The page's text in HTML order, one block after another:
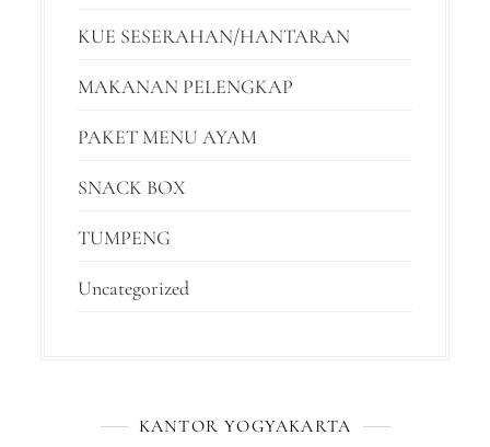
KUE SESERAHAN/HANTARAN
MAKANAN PELENGKAP
PAKET MENU AYAM
SNACK BOX
TUMPENG
Uncategorized
KANTOR YOGYAKARTA